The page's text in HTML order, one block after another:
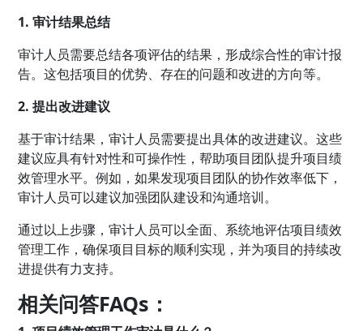
1. 审计结果总结
审计人员需要总结各项评估的结果，形成综合性的审计报
告。这包括项目的优势、存在的问题和改进的方向等。
2. 提出改进建议
基于审计结果，审计人员需要提出具体的改进建议。这些
建议应具有针对性和可操作性，帮助项目团队提升项目绩
效管理水平。例如，如果发现项目团队的协作效率低下，
审计人员可以建议加强团队建设和沟通培训。
通过以上步骤，审计人员可以全面、系统地评估项目绩效
管理工作，确保项目目标的顺利实现，并为项目的持续改
进提供有力支持。
相关问答FAQs：